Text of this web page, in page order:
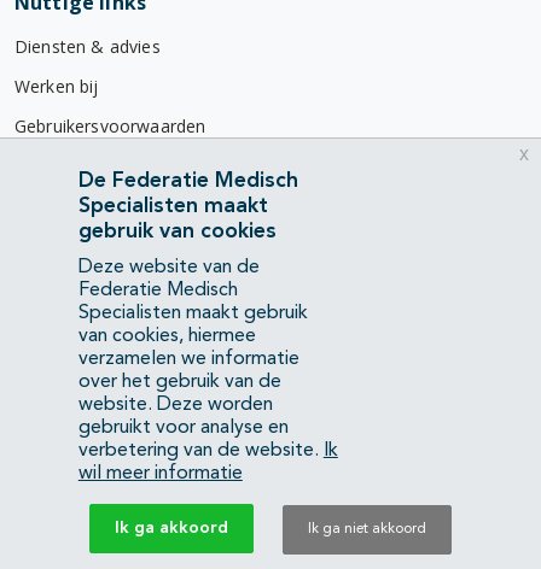
Diensten & advies
Werken bij
Gebruikersvoorwaarden
Privacyverklaring
Contact
Mercatorlaan 1200
3528 BL Utrecht
(088) 505 34 34
info@richtlijnendatabase.nl
YouTubeLinkedIn
KvK Federatie Medisch Specialisten:40483480
Privacyverklaring
De Federatie Medisch
Specialisten maakt
gebruik van cookies
Deze website van de
Federatie Medisch
Specialisten maakt gebruik
van cookies, hiermee
verzamelen we informatie
over het gebruik van de
website. Deze worden
gebruikt voor analyse en
verbetering van de website.
Ik
wil meer informatie
Ik ga akkoord Ik ga niet akkoord
x